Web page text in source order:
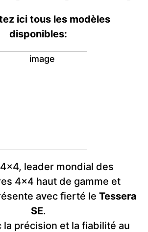
ici tous les modèles
disponibles:
leader mondial des
4x4 haut de gamme et
avec fierté le Tessera
SE.
la précision et la fiabilité au